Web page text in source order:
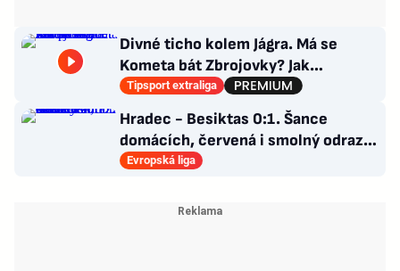
Divné ticho kolem Jágra. Má se
Kometa bát Zbrojovky? Jak
poskládat Pardubice
Tipsport extraliga
Hradec - Besiktas 0:1. Šance
domácích, červená i smolný odraz.
Votroci budou dotahovat
Evropská liga